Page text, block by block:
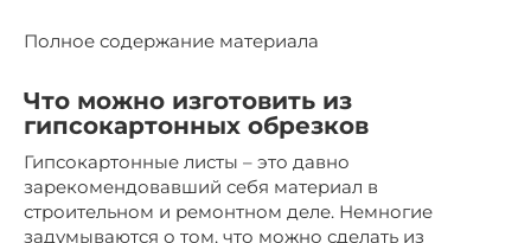
Полное содержание материала
Что можно изготовить из
гипсокартонных обрезков
Гипсокартонные листы – это давно
зарекомендовавший себя материал в
строительном и ремонтном деле. Немногие
задумываются о том, что можно сделать из